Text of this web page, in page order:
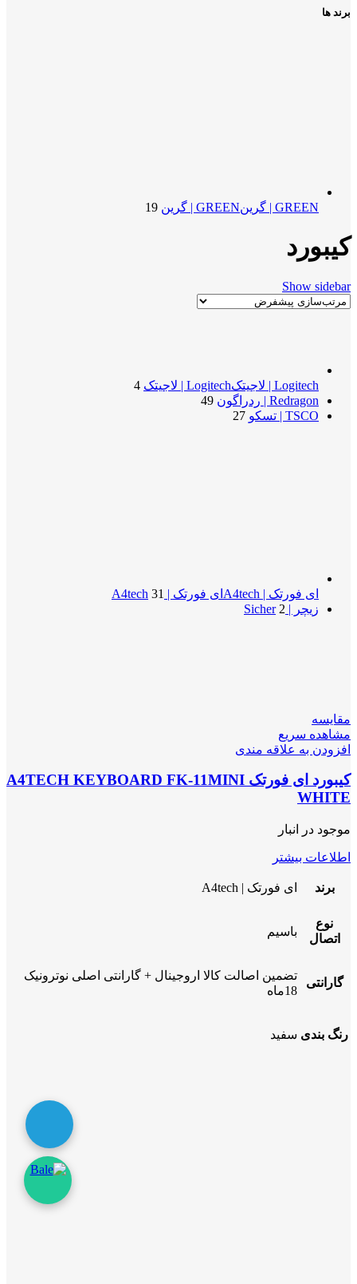
برند ها
GREEN | گرین GREEN | گرین 19
Logitech | لاجیتک Logitech | لاجیتک
4
Redragon | ردراگون
49
TSCO | تسکو
27
ای فورتک | A4tech ای فورتک | A4tech 31
زیچر | Sicher 2
کیبورد
Show sidebar
مقایسه
مشاهده سریع
افزودن به علاقه مندی
کیبورد ای فورتک A4TECH KEYBOARD FK-11MINI
WHITE
موجود در انبار
اطلاعات بیشتر
برند ای فورتک | A4tech
نوع
اتصال
باسیم
گارانتی
تضمین اصالت کالا اروجینال + گارانتی اصلی نوترونیک
18ماه
رنگ بندی سفید